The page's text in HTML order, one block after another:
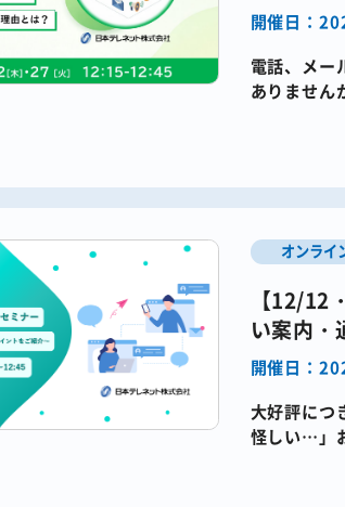
開催日：
電話、メ
ありません
オンライ
【12/
い案内・
開催日：
大好評につ
怪しい…」​